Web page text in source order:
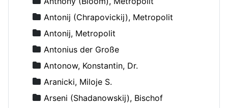
Antonij (Chrapovickij), Metropolit
Antonij, Metropolit
Antonius der Große
Antonow, Konstantin, Dr.
Aranicki, Miloje S.
Arseni (Shadanowskij), Bischof